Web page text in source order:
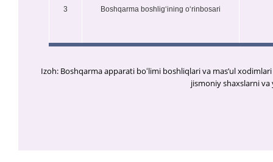
3 Boshqarma boshligʻining oʻrinbosari
Izoh: Boshqarma apparati boʻlimi boshliqlari va masʼul
jismoniy shaxslarni